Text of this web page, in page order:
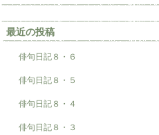
最近の投稿
俳句日記８・６
俳句日記８・５
俳句日記８・４
俳句日記８・３